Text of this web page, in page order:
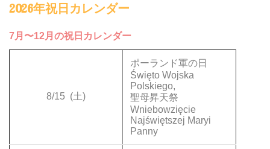
2026年祝日カレンダー
7月〜12月の祝日カレンダー
8/15 (土)
ポーランド軍の日
Święto Wojska
Polskiego,
聖母昇天祭
Wniebowzięcie
Najświętszej Maryi
Panny